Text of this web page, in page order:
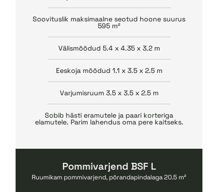
Soovituslik maksimaalne seotud hoone suurus
595 m²
Välismõõdud 5.4 x 4.35 x 3.2 m
Eeskoja mõõdud 1.1 x 3.5 x 2.5 m
Varjumisruum 3.5 x 3.5 x 2.5 m
Sobib hästi eramutele ja paari korteriga
elamutele. Parim lahendus oma pere kaitseks.
Pommivarjend BSF L
Ruumikam pommivarjend, põrandapindalaga 20.5 m²